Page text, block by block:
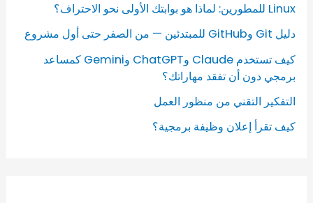
Linux للمطورين: لماذا هو بوابتك الأولى نحو الاحتراف؟
دليل Git وGitHub للمبتدئين — من الصفر حتى أول مشروع
كيف تستخدم Claude وChatGPT وGemini كمساعد
برمجي دون أن تفقد مهاراتك؟
التفكير التقني من منظور العمل
كيف تقرأ إعلان وظيفة برمجية؟